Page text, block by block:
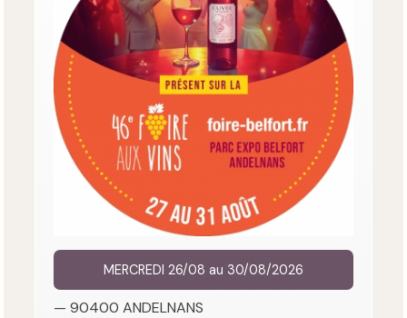
MERCREDI 26/08 au 30/08/2026
— 90400 ANDELNANS